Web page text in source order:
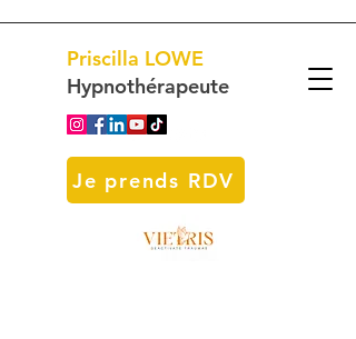
Priscilla LOWE
Hypnothérapeute
Je prends RDV